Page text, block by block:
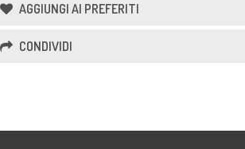
AGGIUNGI AI PREFERITI
CONDIVIDI